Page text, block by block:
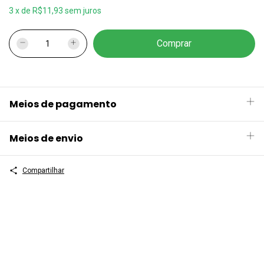
3 xde R$11,93 sem juros
Meios de pagamento
Meios de envio
Compartilhar